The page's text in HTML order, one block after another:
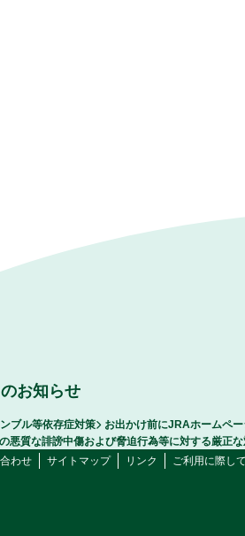
お知らせ
ブル等依存症対策
お出かけ前にJRAホームペ
悪質な誹謗中傷および脅迫行為等に対する厳正
わせ
サイトマップ リンク ご利用に際し